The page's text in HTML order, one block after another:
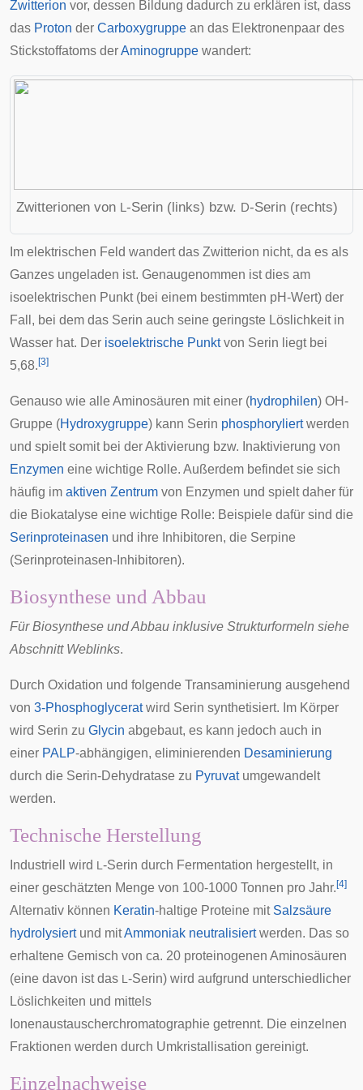
Zwitterion vor, dessen Bildung dadurch zu erklären ist, dass
das Proton der Carboxygruppe an das Elektronenpaar des
Stickstoffatoms derAminogruppe wandert:
Zwitterionen von -Serin (links) bzw. D-Serin (rechts)
Im elektrischen Feld wandert das Zwitterion nicht, da es als
Ganzes ungeladen ist. Genaugenommen ist dies am
isoelektrischen Punkt (bei einem bestimmten pH-Wert) der
Fall, bei dem das Serin auch seine geringste Löslichkeit in
Wasser hat. Der isoelektrische Punktvon Serin liegt bei
5,68. [3]
Genauso wie alle Aminosäuren mit einer (hydrophilen) OH-
Gruppe (Hydroxygruppe) kann Serin phosphoryliertwerden
und spielt somit bei der Aktivierung bzw. Inaktivierung von
Enzymen eine wichtige Rolle. Außerdem befindet sie sich
häufig im aktiven Zentrum von Enzymen und spielt daher für
die Biokatalyse eine wichtige Rolle: Beispiele dafür sind die
Serinproteinasen und ihre Inhibitoren, die Serpine
(Serinproteinasen-Inhibitoren).
Biosynthese und Abbau
Für Biosynthese und Abbau inklusive Strukturformeln siehe
Abschnitt Weblinks.
Durch Oxidation und folgende Transaminierung ausgehend
von 3-Phosphoglyceratwird Serin synthetisiert. Im Körper
wird Serin zu Glycin abgebaut, es kann jedoch auch in
einer PALP-abhängigen, eliminierenden Desaminierung
durch die Serin-Dehydratase zu Pyruvatumgewandelt
werden.
Technische Herstellung
Industriell wird L -Serin durch Fermentation hergestellt, in
einer geschätzten Menge von 100-1000 Tonnen pro Jahr. [4]
Alternativ können Keratin-haltige Proteine mit Salzsäure
hydrolysiertund mitAmmoniak neutralisiertwerden. Das so
erhaltene Gemisch von ca. 20 proteinogenen Aminosäuren
(eine davon ist das L -Serin) wird aufgrund unterschiedlicher
Löslichkeiten und mittels
Ionenaustauscherchromatographie getrennt. Die einzelnen
Fraktionen werden durch Umkristallisation gereinigt.
Einzelnachweise